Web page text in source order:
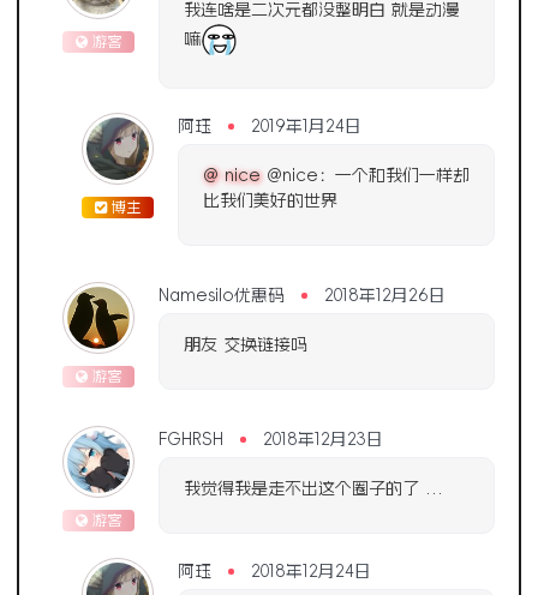
游客
我连啥是二次元都没整明白 就是动漫
嘛
博主
阿珏 2019年1月24日
@ nice@nice：一个和我们一样却
比我们美好的世界
游客
Namesilo优惠码 2018年12月26日
朋友 交换链接吗
游客
FGHRSH 2018年12月23日
我觉得我是走不出这个圈子的了 …
阿珏 2018年12月24日